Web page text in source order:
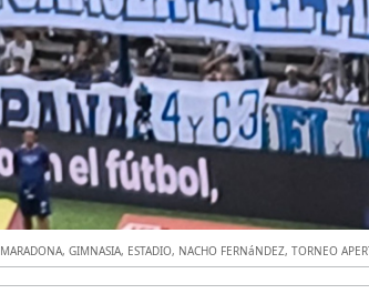
MARADONA,GIMNASIA, ESTADIO, NACHO FERNáNDEZ,TORNEO